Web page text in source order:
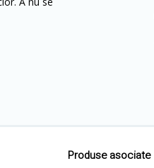
Produse asociate